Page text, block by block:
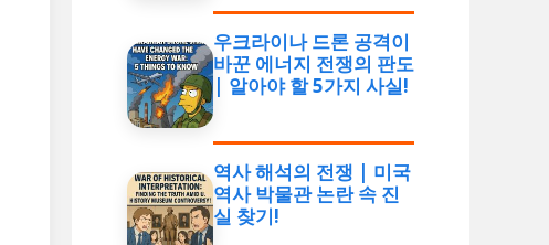
우크라이나 드론 공격이
바꾼 에너지 전쟁의 판도
| 알아야 할 5가지 사실!
역사 해석의 전쟁 | 미국
역사 박물관 논란 속 진
실 찾기!